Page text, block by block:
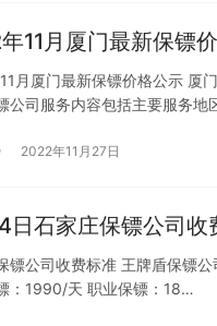
11月厦门最新保镖
月厦门最新保镖价格公示 厦
公司服务内容包括主要服务
2022年11月27日
日石家庄保镖公司收
镖公司收费标准 王牌盾保镖
：1990/天 职业保镖：18…